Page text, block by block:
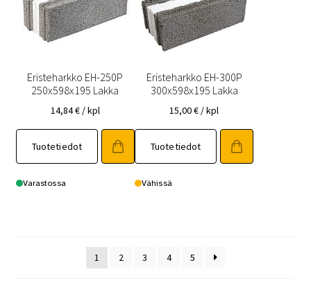
Eristeharkko EH-250P
250x598x195 Lakka
14,84€ / kpl
Tuotetiedot
Varastossa
Eristeharkko EH-300P
300x598x195 Lakka
15,00€ / kpl
Tuotetiedot
Vähissä
1 2 3 4 5